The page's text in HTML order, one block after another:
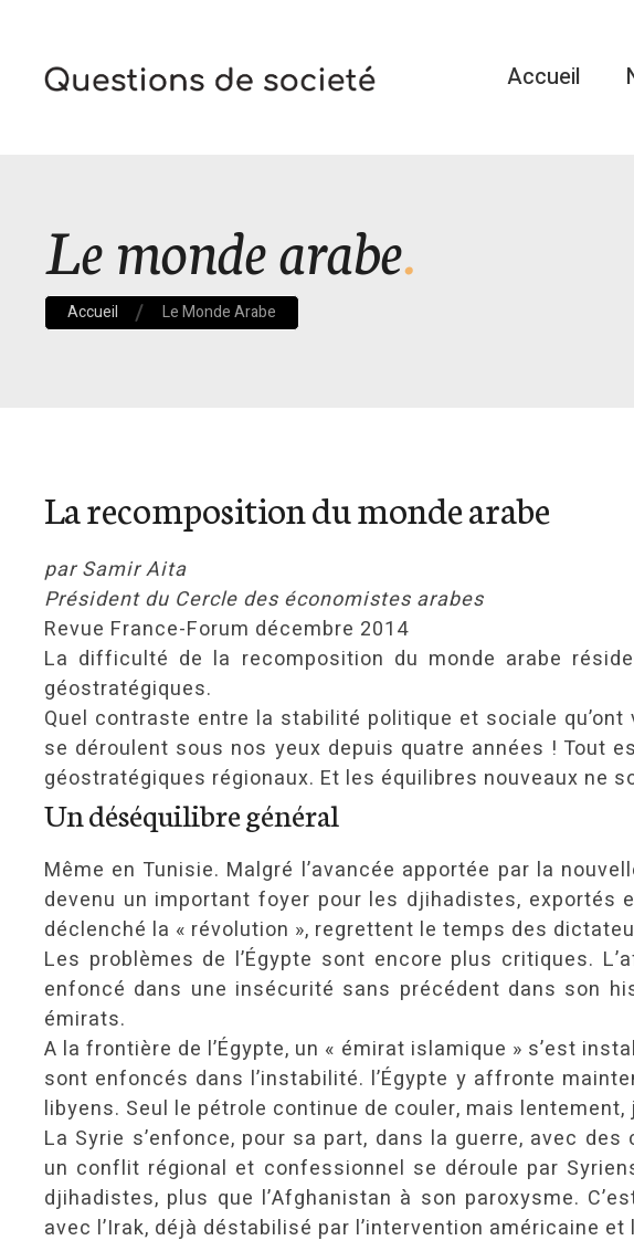
Accueil
Le monde arabe
Accueil Le Monde Arabe
La recomposition du monde arabe
par Samir Aita
Président du Cercle des économistes arabes
Revue France-Forum décembre 2014
La difficulté de la recomposition du monde arabe
géostratégiques.
Quel contraste entre la stabilité politique et sociale
se déroulent sous nos yeux depuis quatre années ! Tout
géostratégiques régionaux. Et les équilibres nouveaux ne
Un déséquilibre général
Même en Tunisie. Malgré l’avancée apportée par la
devenu un important foyer pour les djihadistes, exportés
déclenché la « révolution », regrettent le temps des
Les problèmes de l’Égypte sont encore plus critiques.
enfoncé dans une insécurité sans précédent dans son
émirats.
A la frontière de l’Égypte, un « émirat islamique » s’est
sont enfoncés dans l’instabilité. l’Égypte y affronte
libyens. Seul le pétrole continue de couler, mais
La Syrie s’enfonce, pour sa part, dans la guerre, avec
un conflit régional et confessionnel se déroule par
djihadistes, plus que l’Afghanistan à son paroxysme.
avec l’Irak, déjà déstabilisé par l’intervention américaine